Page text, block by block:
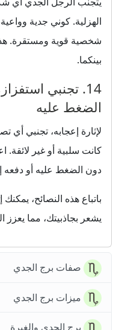
الهزلية. كوني جدية
شخصية قوية ومستقرة.
بينكما.
14. تجنبي
الضغط عليه
لإثارة إعجابه، تجنبي أي
كانت سلبية أو غير لائقة.
دون الضغط عليه أو دفعه
باتباع هذه النصائح،
يشعر بجاذبيتك، مما يعزز
صفات برج الجدي
ميزات برج الجدي
برج الجدي والغيرة